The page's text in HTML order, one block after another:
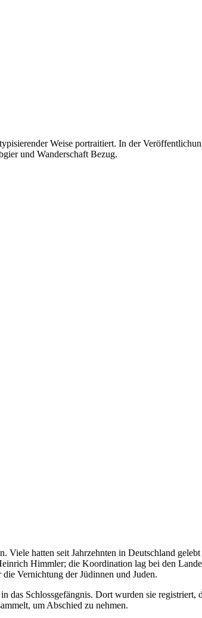
Weise portraitiert. In der
und Wanderschaft Bezug.
hatten seit Jahrzehnten in Deutschland
Himmler; die Koordination lag bei den
Vernichtung der Jüdinnen und Juden.
Schlossgefängnis. Dort wurden sie registriert,
um Abschied zu nehmen.